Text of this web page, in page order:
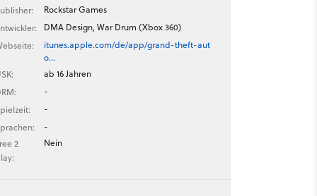
Rockstar Games
DMA Design, War Drum (Xbox 360)
itunes.apple.com/de/app/grand-theft-aut
o…
ab 16 Jahren
-
-
-
2
Nein